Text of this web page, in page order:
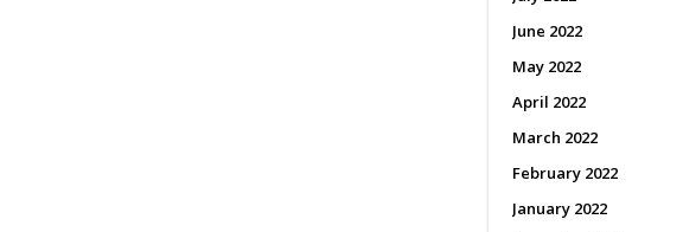
June 2022
May 2022
April 2022
March 2022
February 2022
January 2022